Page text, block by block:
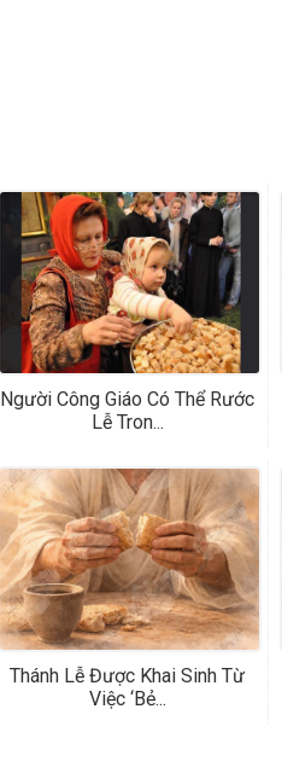
Người Công Giáo Có Thể Rước
Lễ Tron...
Thánh Lễ Được Khai Sinh Từ
Việc ‘bẻ...